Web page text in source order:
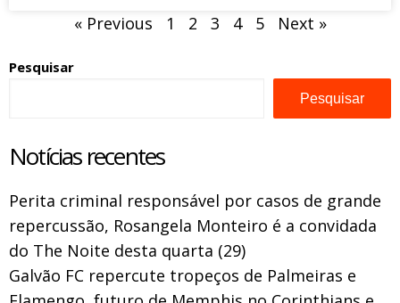
« Previous 1 2 3 4 5 Next »
Pesquisar
Pesquisar
Notícias recentes
Perita criminal responsável por casos de grande
repercussão, Rosangela Monteiro é a convidada
do The Noite desta quarta (29)
Galvão FC repercute tropeços de Palmeiras e